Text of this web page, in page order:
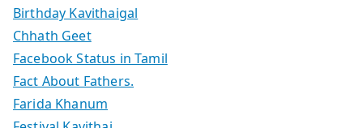
Birthday Kavithaigal
Chhath Geet
Facebook Status in Tamil
Fact About Fathers.
Farida Khanum